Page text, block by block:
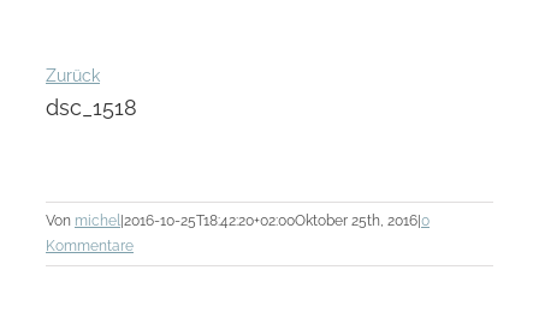
Zurück
dsc_1518
Von michel |2016-10-25T18:42:20+02:00Oktober 25th, 2016|0
Kommentare